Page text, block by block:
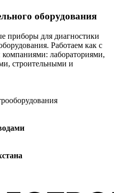
оборудования
приборы для диагностики
Работаем как с
лабораториями,
строительными и